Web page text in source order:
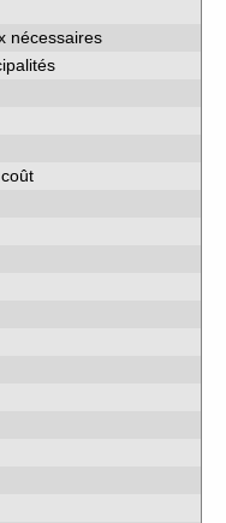
nécessaires